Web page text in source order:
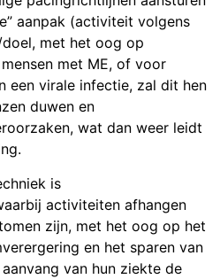
aanpak (activiteit volgens
met het oog op
met ME, of voor
een virale infectie, zal dit hen
duwen en
wat dan weer leidt
is
activiteiten afhangen
zijn, met het oog op het
en het sparen van
van hun ziekte de